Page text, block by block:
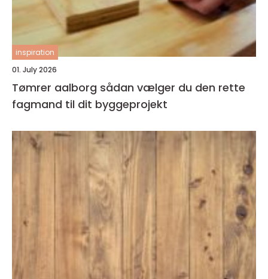
inspiration
01. July 2026
Tømrer aalborg sådan vælger du den rette
fagmand til dit byggeprojekt